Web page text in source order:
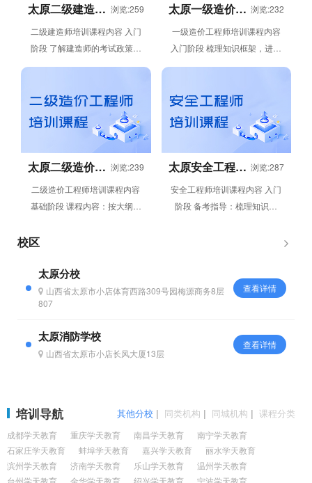
太原二级建造师 浏览:259
二级建造师培训课程内容 入门
阶段 了解建造师的考试政策、
考试科目及各科目章节分值分
建设，...
太原一级造价工 浏览:232
一级造价工程师培训课程内容
入门阶段 梳理知识框架，进行
教材概览，分析最新考情，预测
科目...
太原二级造价工 浏览:239
二级造价工程师培训课程内容
基础阶段 课程内容：按大纲及
点精讲；按篇、章、节归纳知识
太原安全工程师 浏览:287
安全工程师培训课程内容 入门
阶段 备考指导：梳理知识框
情，总结历年考情，预测考试方
校区
太原分校
山西省太原市小店体育西路309号园梅源商务8层
807
查看详情
太原消防学校
山西省太原市小店长风大厦13层
查看详情
其他分校 | 同类机构 | 同城机构 | 课程分类
培训导航
成都学天教育 重庆学天教育 南昌学天教育
南宁学天教育
石家庄学天教育
蚌埠学天教育 嘉兴学天教育
丽水学天教育
滨州学天教育
济南学天教育 乐山学天教育
温州学天教育
台州学天教育
金华学天教育 绍兴学天教育 宁波学天教育